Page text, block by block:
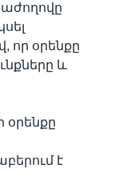
որ օրենքը
և
օրենքը
է